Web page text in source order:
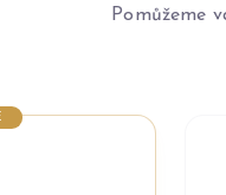
Pomůžeme